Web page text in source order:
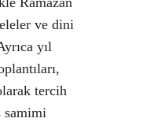
ve dini
yıl
tercih
samimi